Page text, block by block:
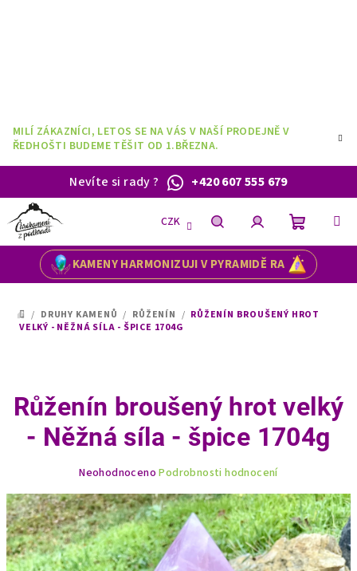
MILÍ ZÁKAZNÍCI, LETOS SE NA VÁS V NAŠÍ PRODEJNĚ V
ŘEDHOŠTI BUDEME TĚŠIT OD 1.BŘEZNA.
Nevíte si rady? +420 607 555 679
KAMENY HARMONIZUJI V PYRAMIDĚ RA
CZK
HledatPřihlášeníNákupní
DOMŮ
/ DRUHY KAMENŮ / RŮŽENÍN / RŮŽENÍN BROUŠENÝ HROT
VELKÝ - NĚŽNÁ SÍLA - ŠPICE 1704G
Růženín broušený hrot velký
- Něžná síla - špice 1704g
produktu
je
0,0
z
5
Neohodnoceno Podrobnosti hodnocení